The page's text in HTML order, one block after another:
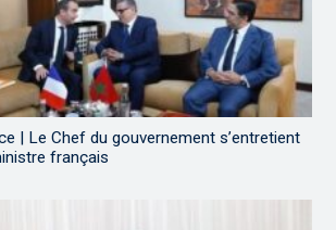
| Le Chef du gouvernement s’entretient
français